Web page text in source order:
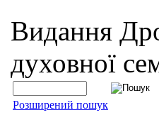
Видання
духовної
Розширений пошук